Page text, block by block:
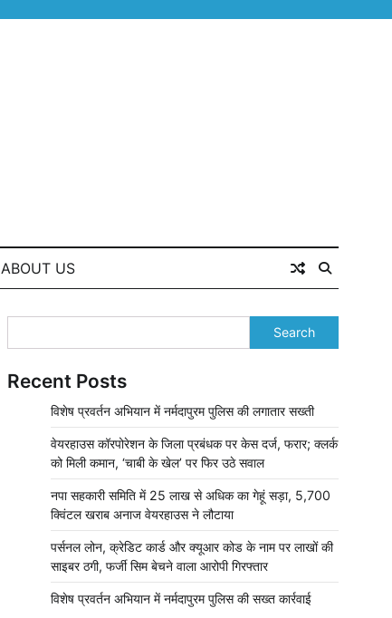
ABOUT US
Search
Recent Posts
विशेष प्रवर्तन अभियान में नर्मदापुरम पुलिस की लगातार सख्ती
वेयरहाउस कॉरपोरेशन के जिला प्रबंधक पर केस दर्ज, फरार; क्लर्क
को मिली कमान, ‘चाबी के खेल’ पर फिर उठे सवाल
नपा सहकारी समिति में 25 लाख से अधिक का गेहूं सड़ा, 5,700
क्विंटल खराब अनाज वेयरहाउस ने लौटाया
पर्सनल लोन, क्रेडिट कार्ड और क्यूआर कोड के नाम पर लाखों की
साइबर ठगी, फर्जी सिम बेचने वाला आरोपी गिरफ्तार
विशेष प्रवर्तन अभियान में नर्मदापुरम पुलिस की सख्त कार्रवाई